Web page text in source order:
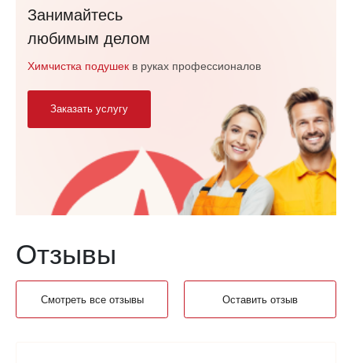
Занимайтесь
любимым делом
Химчистка подушек в руках профессионалов
Заказать услугу
Отзывы
Смотреть все отзывы Оставить отзыв